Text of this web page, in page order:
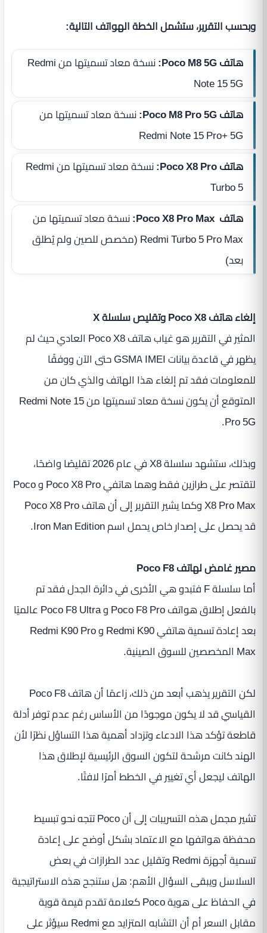
وبحسب التقرير، ستشمل الخطة الهواتف التالية:
هاتف Poco M8 5G:
نسخة معاد تسميتها من Redmi
Note 15 5G
هاتف Poco M8 Pro 5G:
نسخة معاد تسميتها من
Redmi Note 15 Pro+ 5G
هاتف Poco X8 Pro:
نسخة معاد تسميتها من Redmi
Turbo 5
هاتف Poco X8 Pro Max:
نسخة معاد تسميتها من
Redmi Turbo 5 Pro Max (مخصص للصين ولم يُطلق
بعد)
إلغاء هاتف Poco X8 وتقليص سلسلة X
المثير في التقرير هو غياب هاتف Poco X8 العادي حيث لم
يظهر في قاعدة بيانات GSMA IMEI حتى الآن ووفقًا
للمعلومات فقد تم إلغاء هذا الهاتف والذي كان من
المتوقع أن يكون نسخة معاد تسميتها من Redmi Note 15
Pro 5G.
وبذلك، ستشهد سلسلة X8 في عام 2026 تقليصًا واضحًا،
لتقتصر على طرازين فقط وهما هاتفي Poco X8 Pro و Poco
X8 Pro Max وكما يشير التقرير إلى أن هاتف Poco X8 Pro
قد يحصل على إصدار خاص يحمل اسم Iron Man Edition.
مصير غامض لهاتف Poco F8
أما سلسلة F فتبدو هي الأخرى في دائرة الجدل فقد تم
بالفعل إطلاق هواتف Poco F8 Pro و Poco F8 Ultra عالميًا
بعد إعادة تسمية هاتفي Redmi K90 و Redmi K90 Pro
Max المخصصين للسوق الصينية.
لكن التقرير يذهب أبعد من ذلك، زاعمًا أن هاتف Poco F8
القياسي قد لا يكون موجودًا من الأساس رغم عدم توفر أدلة
قاطعة تؤكد هذا الادعاء وتزداد أهمية هذا التساؤل نظرًا لأن
الهند كانت مرشحة لتكون السوق الرئيسية لإطلاق هذا
الهاتف ليجعل أي تغيير في الخطط أمرًا لافتًا.
تشير مجمل هذه التسريبات إلى أن Poco تتجه نحو تبسيط
محفظة هواتفها مع الاعتماد بشكل أوضح على إعادة
تسمية أجهزة Redmi وتقليل عدد الطرازات في بعض
السلاسل ويبقى السؤال الأهم: هل ستنجح هذه الاستراتيجية
في الحفاظ على هوية Poco كعلامة تقدم قيمة قوية
مقابل السعر أم أن التشابه المتزايد مع Redmi سيؤثر على